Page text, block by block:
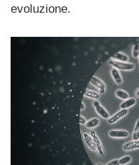
evoluzione.